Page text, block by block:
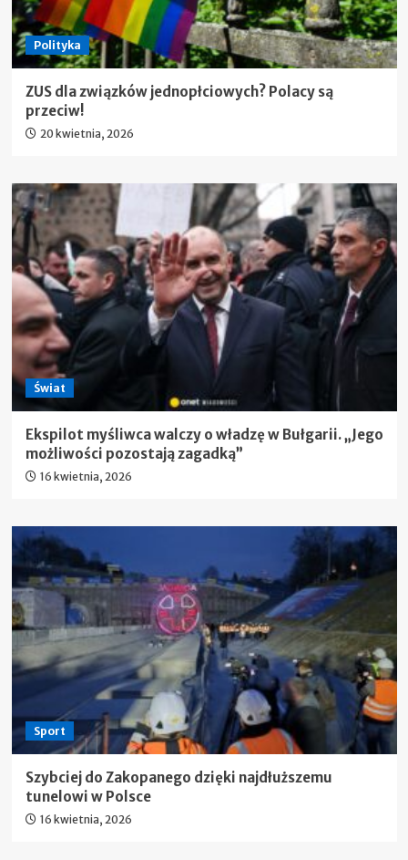
Polityka
ZUS dla związków jednopłciowych? Polacy są
przeciw!
20 kwietnia, 2026
Świat
Ekspilot myśliwca walczy o władzę w Bułgarii. „Jego
możliwości pozostają zagadką”
16 kwietnia, 2026
Sport
Szybciej do Zakopanego dzięki najdłuższemu
tunelowi w Polsce
16 kwietnia, 2026